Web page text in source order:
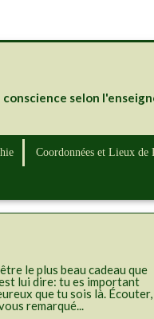
selon
Coordonnées et Lieux de
le plus beau cadeau que
lui dire: tu es important
que tu sois là. Écouter,
remarqué...